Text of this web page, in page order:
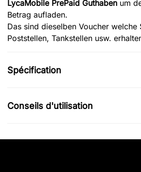
LycaMobile PrePaid Guthaben um
Betrag aufladen.
Das sind dieselben Voucher welche
Poststellen, Tankstellen usw.
Spécification
Conseils d'utilisation